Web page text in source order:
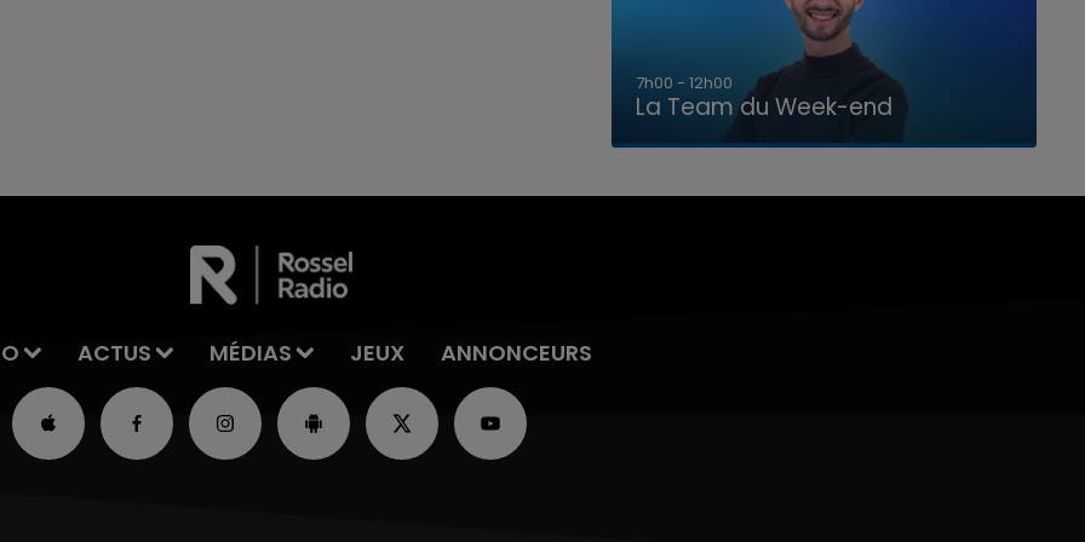
16h00 - 20h00
La Team du Week-end
ACTUS MÉDIAS JEUX ANNONCEURS